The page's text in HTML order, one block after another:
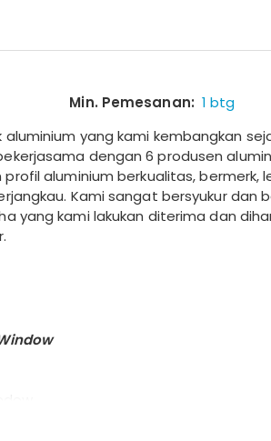
Min. Pemesanan: 1 btg
aluminium yang kami kembangkan
dengan 6 produsen
aluminium berkualitas, bermerk,
Kami sangat bersyukur dan
yang kami lakukan diterima dan